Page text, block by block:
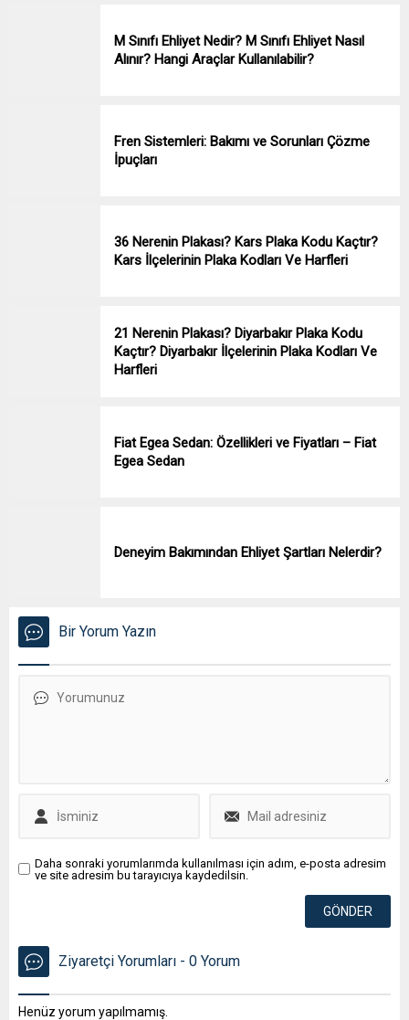
M Sınıfı Ehliyet Nedir? M Sınıfı Ehliyet Nasıl
Alınır? Hangi Araçlar Kullanılabilir?
Fren Sistemleri: Bakımı ve Sorunları Çözme
İpuçları
36 Nerenin Plakası? Kars Plaka Kodu Kaçtır?
Kars İlçelerinin Plaka Kodları Ve Harfleri
21 Nerenin Plakası? Diyarbakır Plaka Kodu
Kaçtır? Diyarbakır İlçelerinin Plaka Kodları Ve
Harfleri
Fiat Egea Sedan: Özellikleri ve Fiyatları – Fiat
Egea Sedan
Deneyim Bakımından Ehliyet Şartları Nelerdir?
Bir Yorum Yazın
Daha sonraki yorumlarımda kullanılması için adım, e-posta adresim
ve site adresim bu tarayıcıya kaydedilsin.
Ziyaretçi Yorumları - 0 Yorum
Henüz yorum yapılmamış.